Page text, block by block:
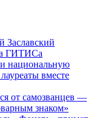
Заславский
ГИТИСа
национальную
вместе
от самозванцев —
знаком»